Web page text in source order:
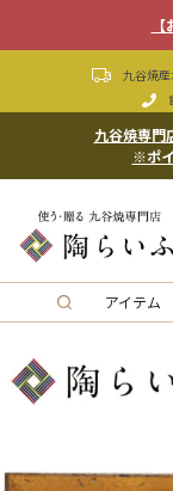
九谷焼
九谷焼専門
※ポ
アイテム